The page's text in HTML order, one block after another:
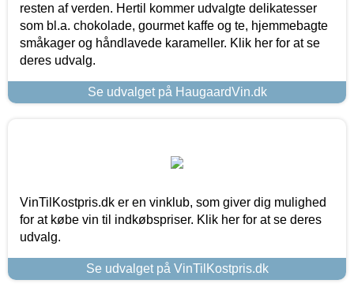
resten af verden. Hertil kommer udvalgte delikatesser
som bl.a. chokolade, gourmet kaffe og te, hjemmebagte
småkager og håndlavede karameller. Klik her for at se
deres udvalg.
Se udvalget på HaugaardVin.dk
VinTilKostpris.dk er en vinklub, som giver dig mulighed
for at købe vin til indkøbspriser. Klik her for at se deres
udvalg.
Se udvalget på VinTilKostpris.dk